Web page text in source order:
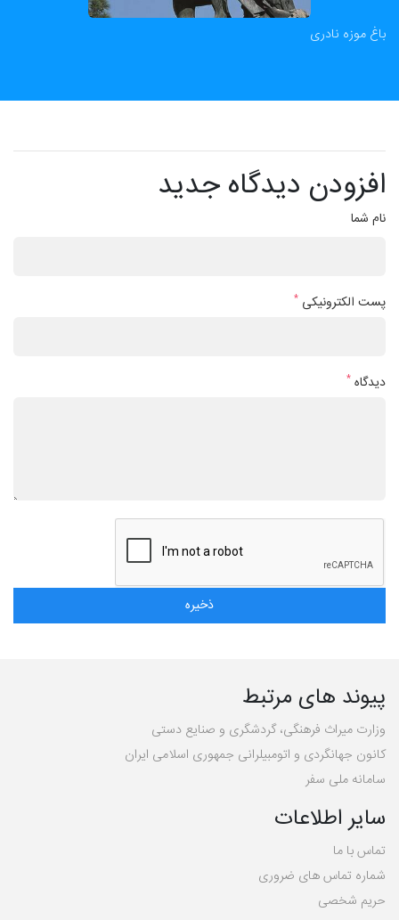
باغ موزه نادری
افزودن دیدگاه جدید
نام شما
پست الکترونیکی *
دیدگاه *
پیوند های مرتبط
وزارت میراث فرهنگی، گردشگری و صنایع دستی
کانون جهانگردی و اتومبیلرانی جمهوری اسلامی ایران
سامانه ملی سفر
سایر اطلاعات
تماس با ما
شماره تماس های ضروری
حریم شخصی